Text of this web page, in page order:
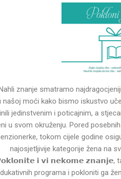
znanje smatramo
našoj moći kako bismo iskustvo
jedinstvenim i poticajnim, a
u svom okruženju. Pored
tokom cijele godine
najosjetljivije kategorije žena na
𝗶 𝘃𝗶 𝗻𝗲𝗸𝗼𝗺𝗲 𝘇𝗻𝗮𝗻𝗷𝗲,
programa i pokloniti ga